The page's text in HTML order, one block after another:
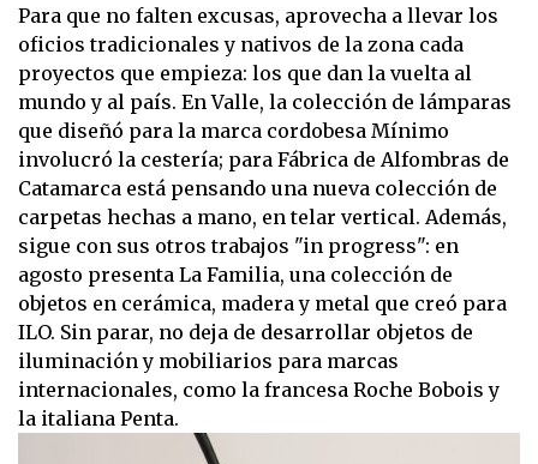
Para que no falten excusas, aprovecha a llevar los
oficios tradicionales y nativos de la zona cada
proyectos que empieza: los que dan la vuelta al
mundo y al país. En Valle, la colección de lámparas
que diseñó para la marca cordobesa Mínimo
involucró la cestería; para Fábrica de Alfombras de
Catamarca está pensando una nueva colección de
carpetas hechas a mano, en telar vertical. Además,
sigue con sus otros trabajos "in progress": en
agosto presenta La Familia, una colección de
objetos en cerámica, madera y metal que creó para
ILO. Sin parar, no deja de desarrollar objetos de
iluminación y mobiliarios para marcas
internacionales, como la francesa Roche Bobois y
la italiana Penta.